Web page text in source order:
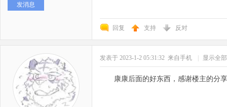
发消息
回复 支持 反对
发表于 2023-1-2 05:31:32 来自手机 显示全
康康后面的好东西，感谢楼主的分享